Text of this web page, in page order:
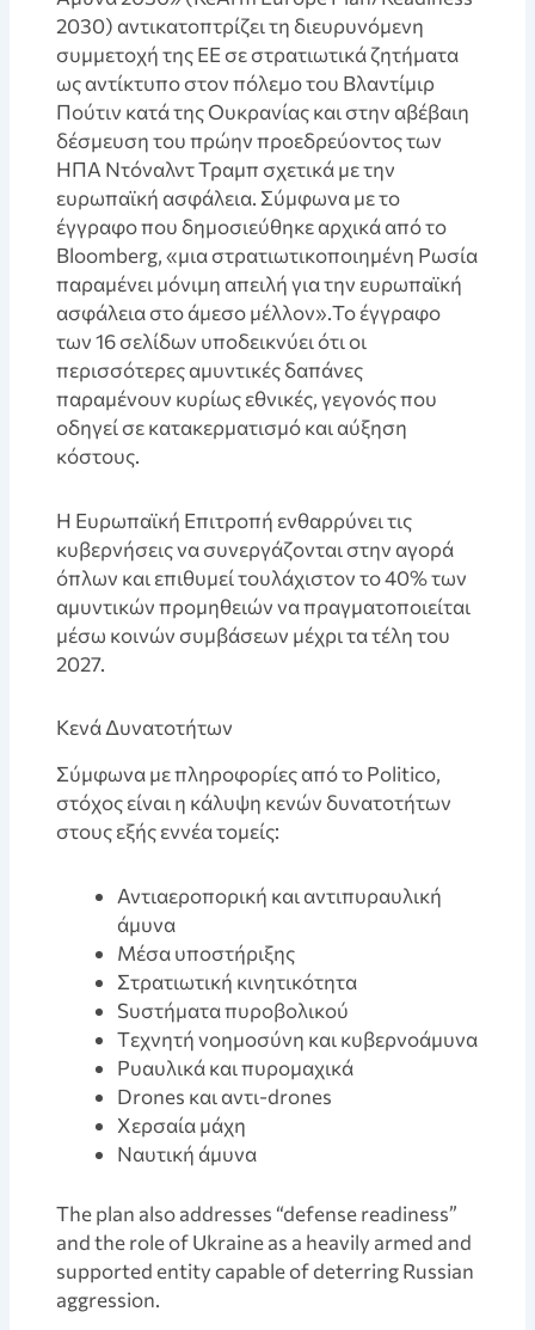
2030) αντικατοπτρίζει τη διευρυνόμενη
συμμετοχή της ΕΕ σε στρατιωτικά ζητήματα
ως αντίκτυπο στον πόλεμο του Βλαντίμιρ
Πούτιν κατά της Ουκρανίας και στην αβέβαιη
δέσμευση του πρώην προεδρεύοντος των
ΗΠΑ Ντόναλντ Τραμπ σχετικά με την
ευρωπαϊκή ασφάλεια. Σύμφωνα με το
έγγραφο που δημοσιεύθηκε αρχικά από το
Bloomberg, «μια στρατιωτικοποιημένη Ρωσία
παραμένει μόνιμη απειλή για την ευρωπαϊκή
ασφάλεια στο άμεσο μέλλον».Το έγγραφο
των 16 σελίδων υποδεικνύει ότι οι
περισσότερες αμυντικές δαπάνες
παραμένουν κυρίως εθνικές, γεγονός που
οδηγεί σε κατακερματισμό και αύξηση
κόστους.
Η Ευρωπαϊκή Επιτροπή ενθαρρύνει τις
κυβερνήσεις να συνεργάζονται στην αγορά
όπλων και επιθυμεί τουλάχιστον το 40% των
αμυντικών προμηθειών να πραγματοποιείται
μέσω κοινών συμβάσεων μέχρι τα τέλη του
2027.
Κενά Δυνατοτήτων
Σύμφωνα με πληροφορίες από το Politico,
στόχος είναι η κάλυψη κενών δυνατοτήτων
στους εξής εννέα τομείς:
Αντιαεροπορική και αντιπυραυλική
άμυνα
Μέσα υποστήριξης
Στρατιωτική κινητικότητα
Sυστήματα πυροβολικού
Tεχνητή νοημοσύνη και κυβερνοάμυνα
Pυαυλικά και πυρομαχικά
Drones και αντι-drones
Xερσαία μάχη
Nαυτική άμυνα
The plan also addresses “defense readiness”
and the role of Ukraine as a heavily armed and
supported entity capable of deterring Russian
aggression.